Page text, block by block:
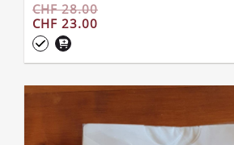
CHF 28.00
CHF 23.00